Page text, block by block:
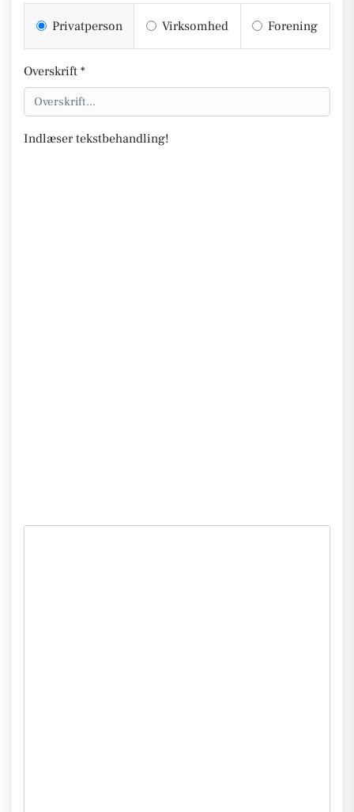
Privatperson Virksomhed Forening
Overskrift *
Indlæser tekstbehandling!